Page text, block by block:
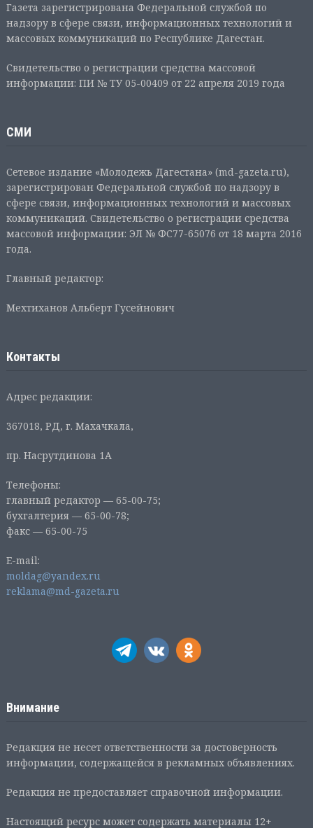
Газета зарегистрирована Федеральной службой по
надзору в сфере связи, информационных технологий и
массовых коммуникаций по Республике Дагестан.
Свидетельство о регистрации средства массовой
информации: ПИ № ТУ 05-00409 от 22 апреля 2019 года
СМИ
Сетевое издание «Молодежь Дагестана» (md-gazeta.ru),
зарегистрирован Федеральной службой по надзору в
сфере связи, информационных технологий и массовых
коммуникаций. Свидетельство о регистрации средства
массовой информации: ЭЛ № ФС77-65076 от 18 марта 2016
года.
Главный редактор:
Мехтиханов Альберт Гусейнович
Контакты
Адрес редакции:
367018, РД, г. Махачкала,
пр. Насрутдинова 1А
Телефоны:
главный редактор — 65-00-75;
бухгалтерия — 65-00-78;
факс — 65-00-75
E-mail:
moldag@yandex.ru
reklama@md-gazeta.ru
Внимание
Редакция не несет ответственности за достоверность
информации, содержащейся в рекламных объявлениях.
Редакция не предоставляет справочной информации.
Настоящий ресурс может содержать материалы 12+